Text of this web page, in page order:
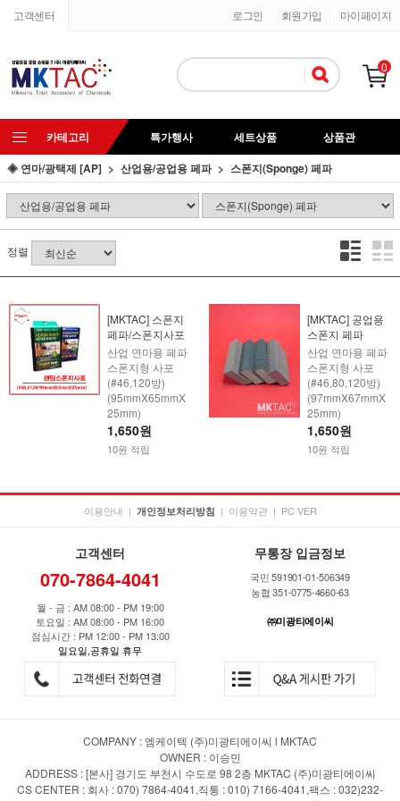
고객센터 마이페이지
회원가입
로그인
0
카테고리 특가행사 세트상품
상품관
◈ 연마/광택제 [AP]
산업용/공업용 페파 스폰지(Sponge) 페파
정렬
[MKTAC] 스폰지
페파/스폰지사포
산업 연마용 페파
스폰지형 사포
(#46,120방)
(95mmX65mmX
25mm)
1,650원
10원 적립
[MKTAC] 공업용
스폰지 페파
산업 연마용 페파
스폰지형 사포
(#46,80,120방)
(97mmX67mmX
25mm)
1,650원
10원 적립
이용안내 | 개인정보처리방침 | 이용약관 | PC VER
고객센터
070-7864-4041
월 - 금 : AM 08:00 - PM 19:00
토요일 : AM 08:00 - PM 16:00
점심시간 : PM 12:00 - PM 13:00
일요일,공휴일 휴무
무통장 입금정보
국민 591901-01-506349
농협 351-0775-4660-63
㈜미광티에이씨
COMPANY : 엠케이텍 (주)미광티에이씨 l MKTAC
OWNER : 이승민
ADDRESS : [본사] 경기도 부천시 수도로 98 2층 MKTAC (주)미광티에이씨
CS CENTER : 회사 : 070) 7864-4041,직통 : 010) 7166-4041,팩스 : 032)232-